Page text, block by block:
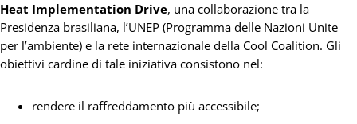
Heat Implementation Drive, una collaborazione tra la
Presidenza brasiliana, l’UNEP (Programma delle Nazioni Unite
per l’ambiente) e la rete internazionale della Cool Coalition. Gli
obiettivi cardine di tale iniziativa consistono nel:
rendere il raffreddamento più accessibile;